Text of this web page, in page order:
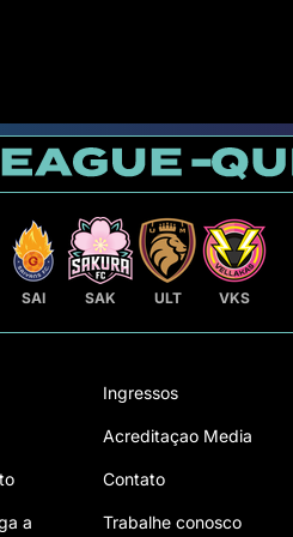
SAI SAK ULT VKS
a
Ingressos
Acreditaçao Media
Contato
Trabalhe conosco